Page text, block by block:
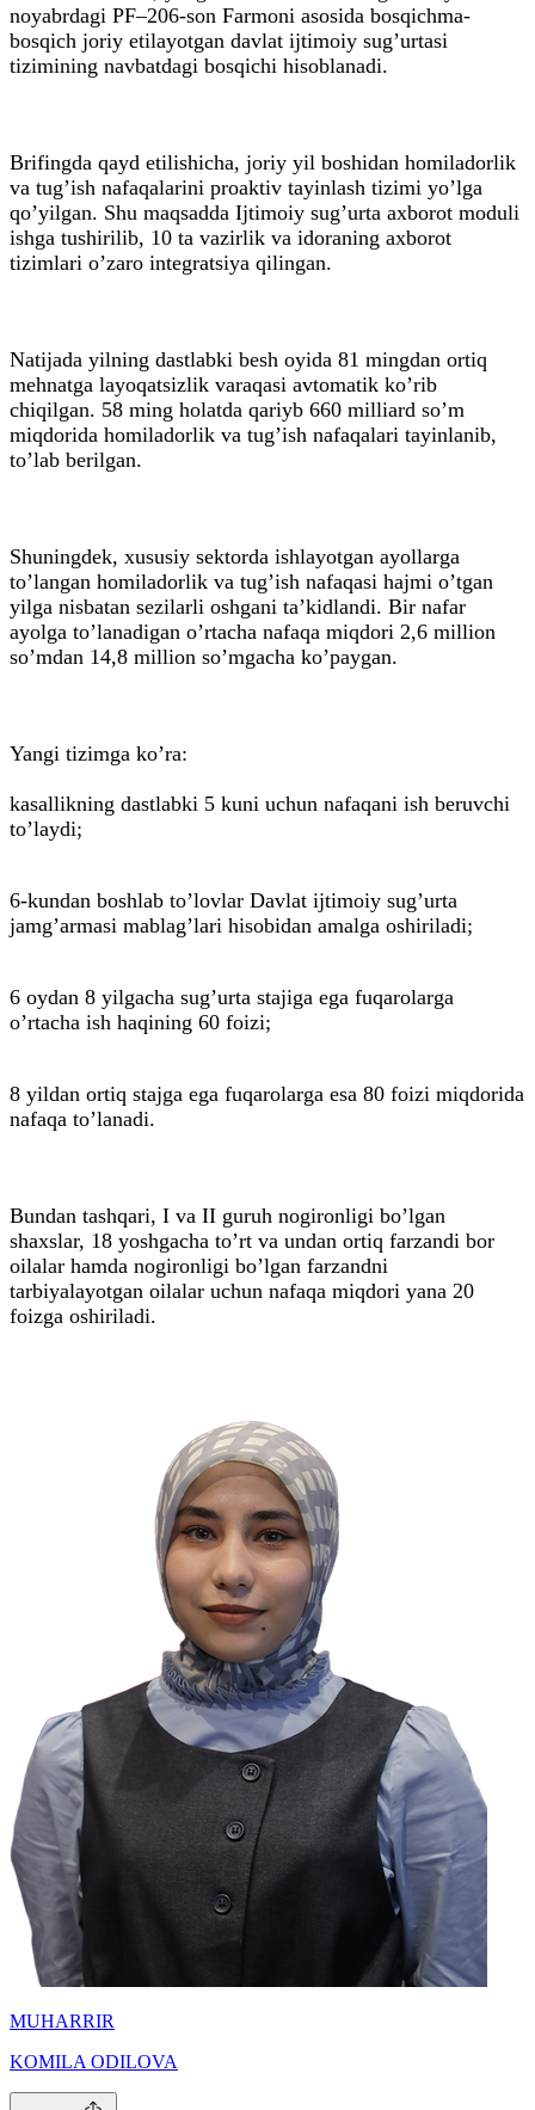
noyabrdagi PF–206-son Farmoni asosida bosqichma-
bosqich joriy etilayotgan davlat ijtimoiy sug’urtasi
tizimining navbatdagi bosqichi hisoblanadi.
Brifingda qayd etilishicha, joriy yil boshidan homiladorlik
va tug’ish nafaqalarini proaktiv tayinlash tizimi yo’lga
qo’yilgan. Shu maqsadda Ijtimoiy sug’urta axborot moduli
ishga tushirilib, 10 ta vazirlik va idoraning axborot
tizimlari o’zaro integratsiya qilingan.
Natijada yilning dastlabki besh oyida 81 mingdan ortiq
mehnatga layoqatsizlik varaqasi avtomatik ko’rib
chiqilgan. 58 ming holatda qariyb 660 milliard so’m
miqdorida homiladorlik va tug’ish nafaqalari tayinlanib,
to’lab berilgan.
Shuningdek, xususiy sektorda ishlayotgan ayollarga
to’langan homiladorlik va tug’ish nafaqasi hajmi o’tgan
yilga nisbatan sezilarli oshgani ta’kidlandi. Bir nafar
ayolga to’lanadigan o’rtacha nafaqa miqdori 2,6 million
so’mdan 14,8 million so’mgacha ko’paygan.
Yangi tizimga ko’ra:
kasallikning dastlabki 5 kuni uchun nafaqani ish beruvchi
to’laydi;
6-kundan boshlab to’lovlar Davlat ijtimoiy sug’urta
jamg’armasi mablag’lari hisobidan amalga oshiriladi;
6 oydan 8 yilgacha sug’urta stajiga ega fuqarolarga
o’rtacha ish haqining 60 foizi;
8 yildan ortiq stajga ega fuqarolarga esa 80 foizi miqdorida
nafaqa to’lanadi.
Bundan tashqari, I va II guruh nogironligi bo’lgan
shaxslar, 18 yoshgacha to’rt va undan ortiq farzandi bor
oilalar hamda nogironligi bo’lgan farzandni
tarbiyalayotgan oilalar uchun nafaqa miqdori yana 20
foizga oshiriladi.
MUHARRIR
KOMILA ODILOVA